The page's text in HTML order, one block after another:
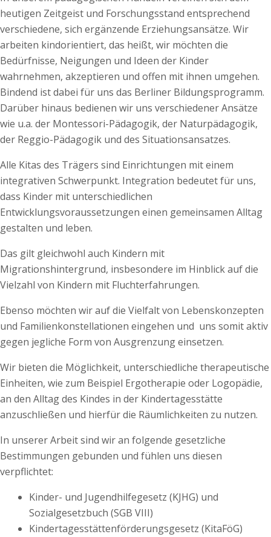
heutigen Zeitgeist und Forschungsstand entsprechend
verschiedene, sich ergänzende Erziehungsansätze. Wir
arbeiten kindorientiert, das heißt, wir möchten die
Bedürfnisse, Neigungen und Ideen der Kinder
wahrnehmen, akzeptieren und offen mit ihnen umgehen.
Bindend ist dabei für uns das Berliner Bildungsprogramm.
Darüber hinaus bedienen wir uns verschiedener Ansätze
wie u.a. der Montessori-Pädagogik, der Naturpädagogik,
der Reggio-Pädagogik und des Situationsansatzes.
Alle Kitas des Trägers sind Einrichtungen mit einem
integrativen Schwerpunkt. Integration bedeutet für uns,
dass Kinder mit unterschiedlichen
Entwicklungsvoraussetzungen einen gemeinsamen Alltag
gestalten und leben.
Das gilt gleichwohl auch Kindern mit
Migrationshintergrund, insbesondere im Hinblick auf die
Vielzahl von Kindern mit Fluchterfahrungen.
Ebenso möchten wir auf die Vielfalt von Lebenskonzepten
und Familienkonstellationen eingehen und uns somit aktiv
gegen jegliche Form von Ausgrenzung einsetzen.
Wir bieten die Möglichkeit, unterschiedliche therapeutische
Einheiten, wie zum Beispiel Ergotherapie oder Logopädie,
an den Alltag des Kindes in der Kindertagesstätte
anzuschließen und hierfür die Räumlichkeiten zu nutzen.
In unserer Arbeit sind wir an folgende gesetzliche
Bestimmungen gebunden und fühlen uns diesen
verpflichtet:
Kinder- und Jugendhilfegesetz (KJHG) und
Sozialgesetzbuch (SGB VIII)
Kindertagesstättenförderungsgesetz (KitaFöG)